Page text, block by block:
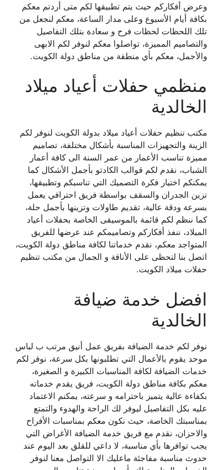
وعرض أفكاركم حيث يتم تطبيقها لكم متى أردتم معكم
بكافة أيام الأسبوع وعلى مدار الساعة، معكم لنجعل من
تلك اللحظات لحظات فرح و سعادة بتلك التفاصيل
والتصاميم المميزة، تواصلوا معكم لنوفر لكم الابهى
والأجمل، معكم بأي منطقة من مناطق دولة الكويت.
منظمي حفلات أعياد ميلاد
الخالدية
مكتب تنظيم حفلات أعياد ميلاد بدولة الكويت لنوفر لكم
الزينة والتجهيزات المناسبة بأشكال مختلفة، تصاميم
مميزة تناسب الأعمار من عمر السنة الى كافة أعمار
الشباب، نقدم لكم قوالب الكادتو بأجمل الأشكال كما
يمكنكم اختيار فكرة التصميك التي تناسبكم وتطبيقها،
تزين الجدران والسقف بواسطة فريق احترافي يعمل
بسرعة ودقة عالية، تقديم طاولات وتزينها بأجمل حلة،
كما ننظم لكم قائمة بالموسيقى الخاصة بحفلات أعياد
الميلاد، ننفذ أفكاركم وتصاميمكم عند عرضها للفريق
المتواجد معكم، نقدم خدماتنا لكافة مناطق دولة الكويت،
اتصل بنا لتحظى على الأناقة و الجمال من مكتب تنظيم
حفلات ميلاد الكويت.
افضل خدمة ضيافة
الخالدية
نوفر لكم خدمة الضيافة بفريق عمل أنيق مرتب ب لباس
موحد يقوم بالأعمال التي تطلبونها بكل سرعة، نوفر لكم
خدمات الضيافة لكافة المناسبات الكبيرة و الصغيرة،
معكم بكافة مناطق دولة الكويت، فريق يقدم خدماته
بكفاءة عالية يتميز باحترامه و سرعته، يمكنم الاعتماد
عليه بكل التفاصيل ليوفر لك الراحة والهدوء والتمتع
بمناسبتك الخاصة، حيث نكون معكم بمناسبات الأفراح
والاحزان، نقدم مع فريق خدمة الضيافة الأغراض التي
يجب توافرها بأي مناسبة، لا داعي للقلق بعد اليوم عند
حدوث مناسبة مفاجئة ماعليك الا التواصل معنا لنوفر